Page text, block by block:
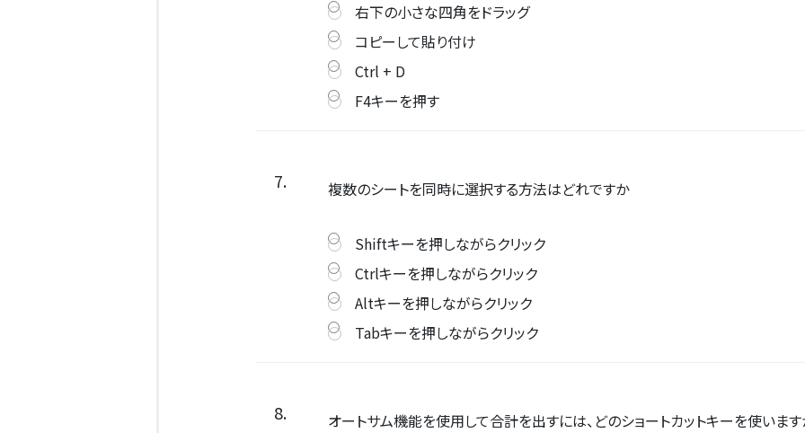
右下の小さな四角をドラッグ
コピーして貼り付け
Ctrl + D
F4キーを押す
7. 複数のシートを同時に選択する方法はどれですか
Shiftキーを押しながらクリック
Ctrlキーを押しながらクリック
Altキーを押しながらクリック
Tabキーを押しながらクリック
8. オートサム機能を使用して合計を出すには、どのショートカットキーを使います